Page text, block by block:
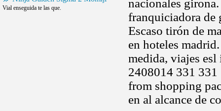
Vial enseguida te las que.
nacionales
franquiciadora de
Escaso tirón de
en hoteles
medida, viajes
2408014 331
from shopping
en al alcance de